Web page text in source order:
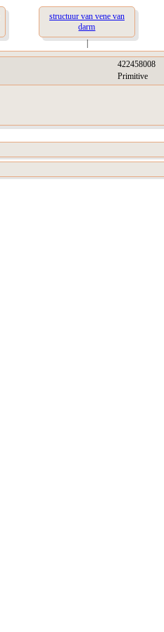
structuur van vene van
darm
|
422458008
Primitive